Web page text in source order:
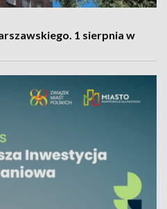
1 sierpnia w